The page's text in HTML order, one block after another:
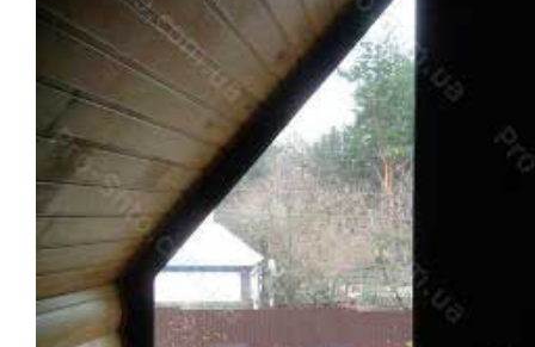
Рулонные
Горизонтальные
Вертикальные